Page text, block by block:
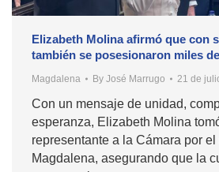
Elizabeth Molina afirmó que con
también se posesionaron miles
Magdalena By José Marrugo 21 de
Con un mensaje de unidad,
esperanza, Elizabeth Molina
representante a la Cámara por el
Magdalena, asegurando que la